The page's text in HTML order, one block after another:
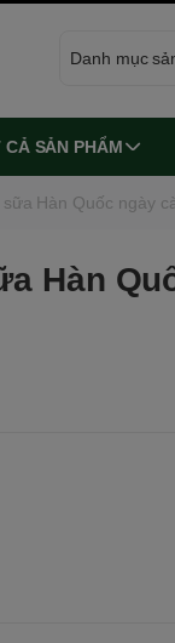
CẢ SẢN PHẨM
Hàn Quốc ngày
Hàn